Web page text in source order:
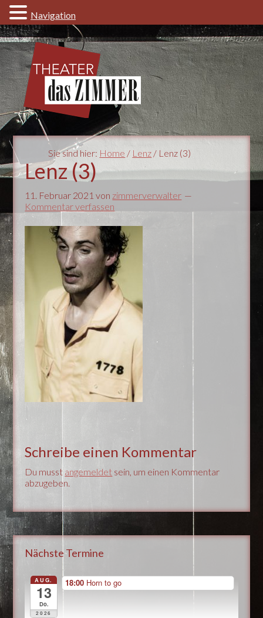
Sie sind hier: Home / Lenz / Lenz (3)
Lenz (3)
11. Februar 2021 von zimmerverwalter
Kommentar verfassen
Schreibe einen Kommentar
Du musst angemeldet sein, um einen Kommentar
abzugeben.
Nächste Termine
AUG.
13
Do.
2026
18:00 Horn to go
Navigation